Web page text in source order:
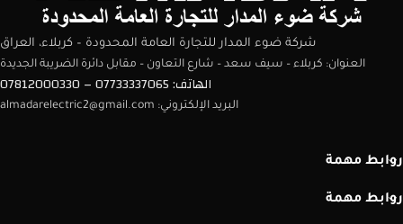
شركة ضوء المدار للتجارة العامة المحدودة – كربلاء، العراق
العنوان: كربلاء – سيف سعد – شارع التعاون – مقابل دائرة الضريبة الجديدة
الهاتف: 07733337065 – 07812000330
البريد الإلكتروني: almadarelectric2@gmail.com
روابط مهمة
روابط مهمة